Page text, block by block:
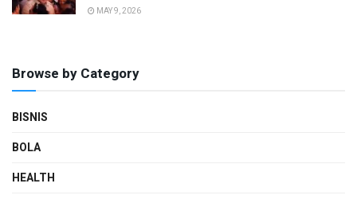
MAY 9, 2026
Browse by Category
BISNIS
BOLA
HEALTH